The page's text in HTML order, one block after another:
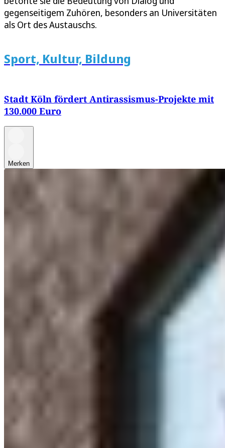
gegenseitigem Zuhören, besonders an Universitäten
als Ort des Austauschs.
Sport, Kultur, Bildung
Stadt Köln fördert Antirassismus-Projekte mit
130.000 Euro
Merken